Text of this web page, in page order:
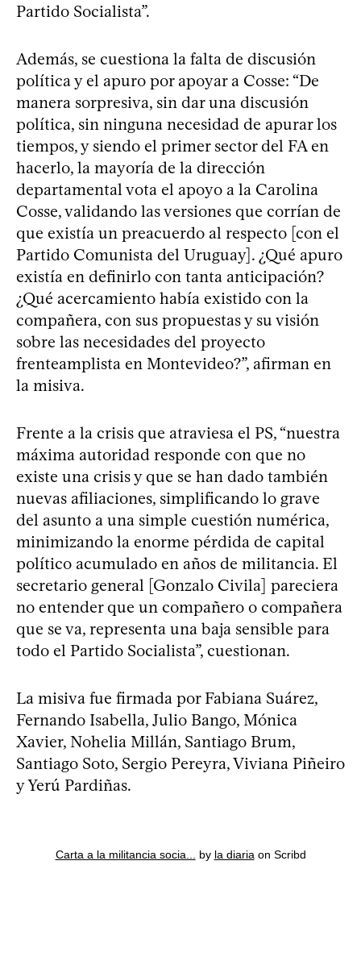
Partido Socialista”.
Además, se cuestiona la falta de discusión
política y el apuro por apoyar a Cosse: “De
manera sorpresiva, sin dar una discusión
política, sin ninguna necesidad de apurar los
tiempos, y siendo el primer sector del FA en
hacerlo, la mayoría de la dirección
departamental vota el apoyo a la Carolina
Cosse, validando las versiones que corrían de
que existía un preacuerdo al respecto [con el
Partido Comunista del Uruguay]. ¿Qué apuro
existía en definirlo con tanta anticipación?
¿Qué acercamiento había existido con la
compañera, con sus propuestas y su visión
sobre las necesidades del proyecto
frenteamplista en Montevideo?”, afirman en
la misiva.
Frente a la crisis que atraviesa el PS, “nuestra
máxima autoridad responde con que no
existe una crisis y que se han dado también
nuevas afiliaciones, simplificando lo grave
del asunto a una simple cuestión numérica,
minimizando la enorme pérdida de capital
político acumulado en años de militancia. El
secretario general [Gonzalo Civila] pareciera
no entender que un compañero o compañera
que se va, representa una baja sensible para
todo el Partido Socialista”, cuestionan.
La misiva fue firmada por Fabiana Suárez,
Fernando Isabella, Julio Bango, Mónica
Xavier, Nohelia Millán, Santiago Brum,
Santiago Soto, Sergio Pereyra, Viviana Piñeiro
y Yerú Pardiñas.
Carta a la militancia socia... by la diaria on Scribd